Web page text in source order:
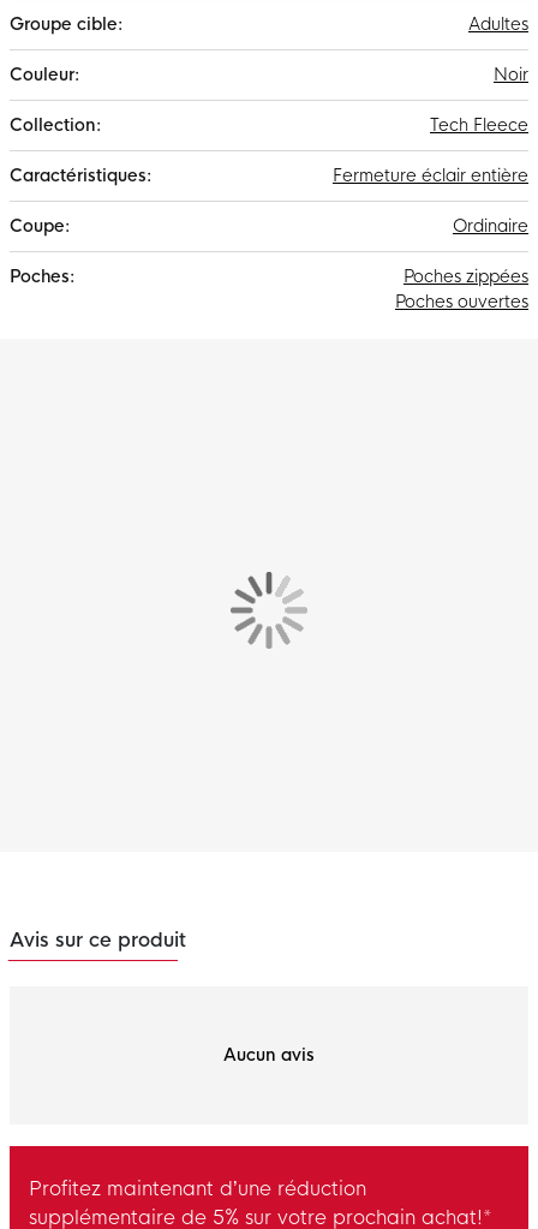
Adultes
Noir
Tech Fleece
Fermeture éclair entière
Ordinaire
Poches zippées
Poches ouvertes
Avis sur ce produit
Aucun avis
Profitez maintenant d’une réduction
supplémentaire de 5% sur votre prochain achat!*